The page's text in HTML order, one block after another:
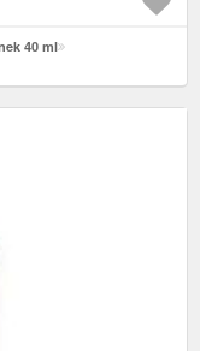
40 ml